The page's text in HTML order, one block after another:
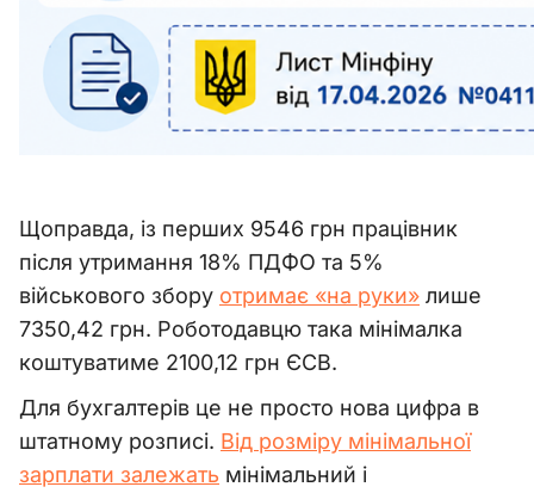
Щоправда, із перших 9546 грн працівник
після утримання 18% ПДФО та 5%
військового збору отримає «на руки» лише
7350,42 грн. Роботодавцю така мінімалка
коштуватиме 2100,12 грн ЄСВ.
Для бухгалтерів це не просто нова цифра в
штатному розписі. Від розміру мінімальної
зарплати залежать мінімальний і